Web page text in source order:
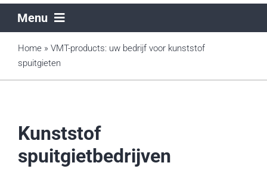
Menu
Home
Sectoren
Home» VMT-products: uw bedrijf voor kunststof
spuitgieten
Kunststof
spuitgietbedrijven